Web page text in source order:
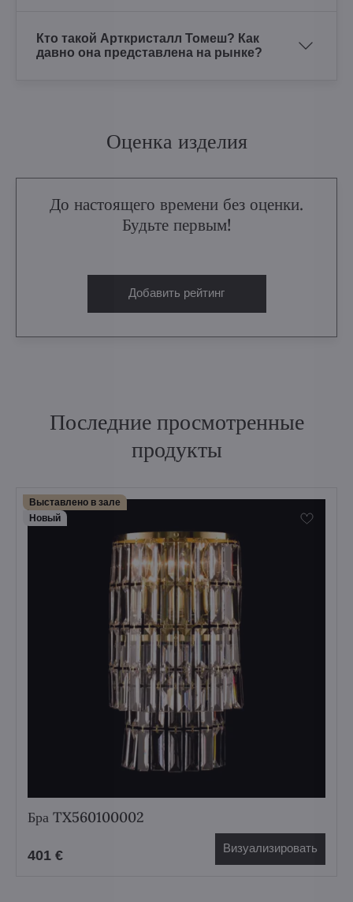
Кто такой Арткристалл Томеш? Как
давно она представлена на рынке?
Оценка изделия
До настоящего времени без оценки.
Будьте первым!
Добавить рейтинг
Последние просмотренные
продукты
Выставлено в зале
Hовый
Бра TX560100002
401 € Визуализировать